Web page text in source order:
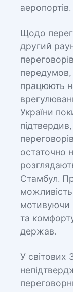
аеропортів.
Щодо
другий
працюють
України
остаточно
Стамбул.
мотивуючи
та
держав.
У світових